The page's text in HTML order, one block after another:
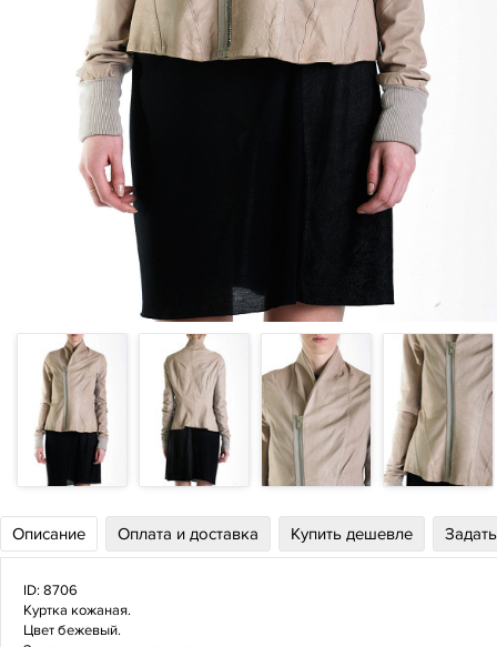
Описание Оплата и доставка Купить дешевле
ID: 8706
Куртка кожаная.
Цвет бежевый.